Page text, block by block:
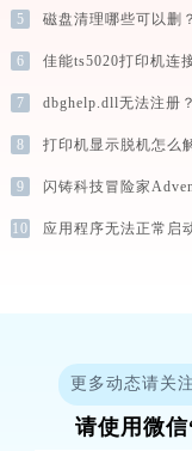
5 磁盘清理哪些可以删
6
7
8
9
10 应用程序无法正常启
更多动态请关
请使用微